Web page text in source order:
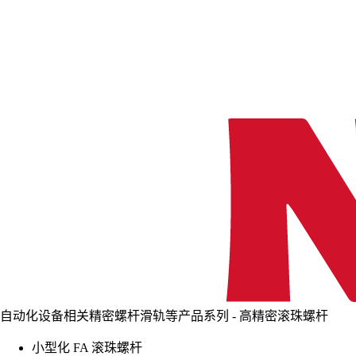
自动化设备相关精密螺杆滑轨等产品系列 - 高精密滚珠螺杆
小型化 FA 滚珠螺杆